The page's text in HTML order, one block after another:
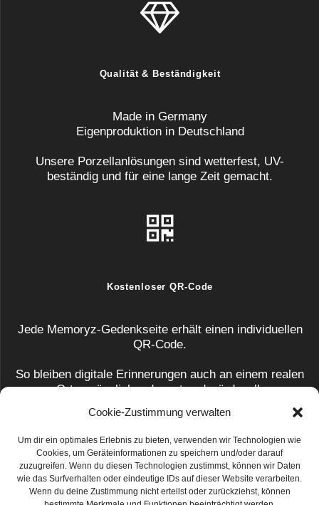
Cookie-Zustimmung verwalten
Um dir ein optimales Erlebnis zu bieten, verwenden wir Technologien wie
Cookies, um Geräteinformationen zu speichern und/oder darauf
zuzugreifen. Wenn du diesen Technologien zustimmst, können wir Daten
wie das Surfverhalten oder eindeutige IDs auf dieser Website verarbeiten.
Wenn du deine Zustimmung nicht erteilst oder zurückziehst, können
Qualität & Beständigkeit
Made in Germany
Eigenproduktion in Deutschland
Unsere Porzellanlösungen sind wetterfest, UV-
beständig und für eine lange Zeit gemacht.
Kostenloser QR-Code
Jede Memoryz-Gedenkseite erhält einen individuellen
QR-Code.
So bleiben digitale Erinnerungen auch an einem realen
Ort zugänglich – dezent und würdevoll.
Informationen